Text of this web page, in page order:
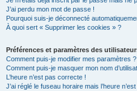
J’ai perdu mon mot de passe !
Pourquoi suis-je déconnecté
À quoi sert « Supprimer les cookies » ?
Préférences et paramètres des
Comment puis-je modifier mes paramètres ?
Comment puis-je masquer mon nom
L’heure n’est pas correcte !
J’ai réglé le fuseau horaire mais l’heure